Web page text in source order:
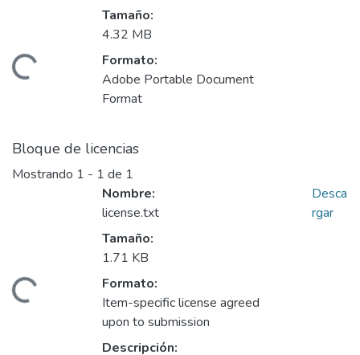
Tamaño:
4.32 MB
Formato:
Adobe Portable Document
Format
Bloque de licencias
Mostrando 1 - 1 de 1
Nombre:
license.txt
Tamaño:
1.71 KB
Formato:
Item-specific license agreed
upon to submission
Descripción:
Desca
rgar